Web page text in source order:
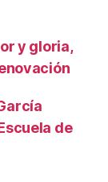
y gloria,
de